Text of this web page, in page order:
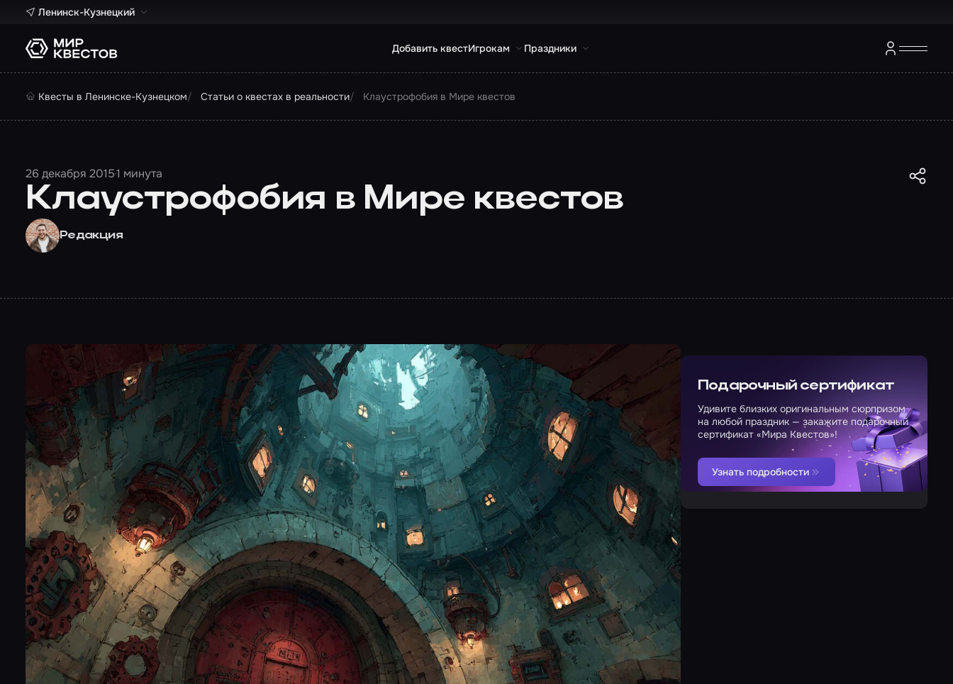
Ленинск-Кузнецкий
Добавить квестИгрокам Праздники
Квесты в Ленинске-Кузнецком Статьи о квестах в реальности Клаустрофобия в Мире квестов
26 декабря 20151 минута
Клаустрофобия в Мире квестов
Редакция
Подарочный сертификат
Удивите близких оригинальным сюрпризом
на любой праздник — закажите подарочный
сертификат «Мира Квестов»!
Узнать подробности